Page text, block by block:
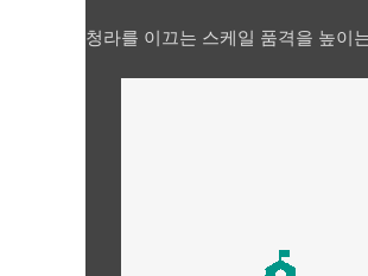
청라를 이끄는 스케일 품격을 높이